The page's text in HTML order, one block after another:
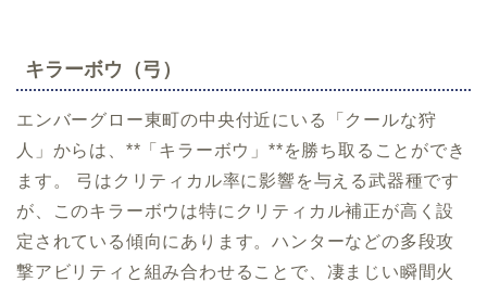
キラーボウ（弓）
エンバーグロー東町の中央付近にいる「クールな狩
人」からは、**「キラーボウ」**を勝ち取ることができ
ます。 弓はクリティカル率に影響を与える武器種です
が、このキラーボウは特にクリティカル補正が高く設
定されている傾向にあります。ハンターなどの多段攻
撃アビリティと組み合わせることで、凄まじい瞬間火